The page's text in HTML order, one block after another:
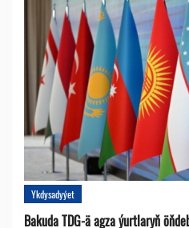
Ykdysadyýet
Bakuda TDG-ä agza ýurtlaryň